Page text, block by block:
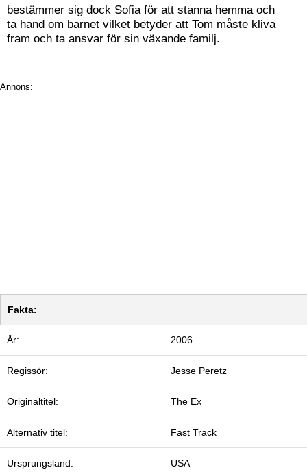
bestämmer sig dock Sofia för att stanna hemma och
ta hand om barnet vilket betyder att Tom måste kliva
fram och ta ansvar för sin växande familj.
Annons:
Fakta:
År: 2006
Regissör: Jesse Peretz
Originaltitel: The Ex
Alternativ titel: Fast Track
Ursprungsland: USA